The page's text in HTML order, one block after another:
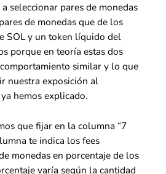
seleccionar pares de monedas
de monedas que de los
SOL y un token líquido del
porque en teoría estas dos
similar y lo que
nuestra exposición al
hemos explicado.
que fijar en la columna “7
te indica los fees
monedas en porcentaje de los
varía según la cantidad